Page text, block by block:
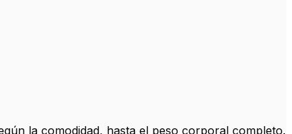
la comodidad, hasta el peso corporal completo.